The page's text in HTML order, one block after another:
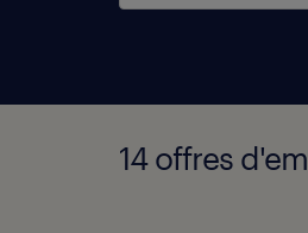
14 offres